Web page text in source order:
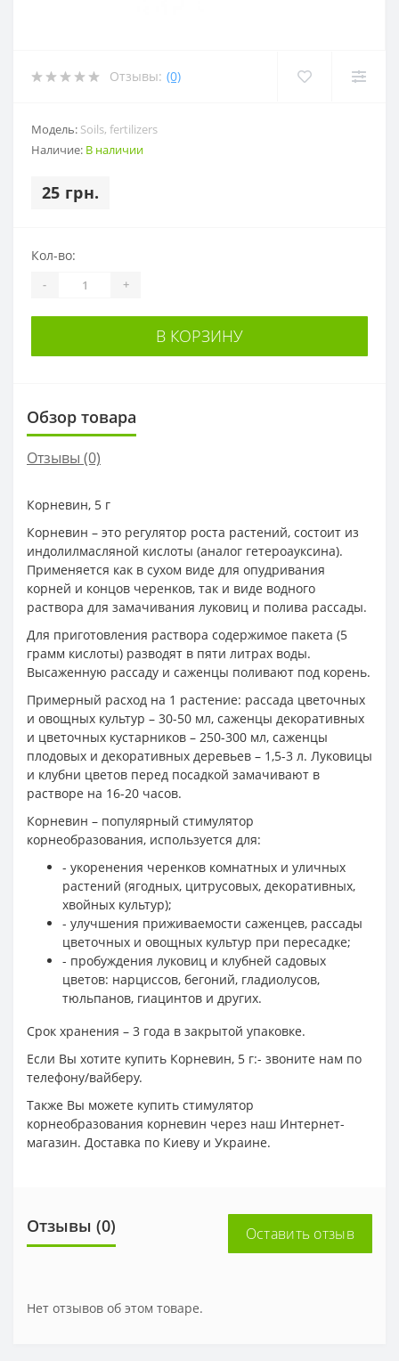
Отзывы: (0)
Модель: Soils, fertilizers
Наличие: В наличии
25 грн.
Кол-во:
- +
В КОРЗИНУ
Обзор товара
Отзывы (0)
Корневин, 5 г
Корневин – это регулятор роста растений, состоит из
индолилмасляной кислоты (аналог гетероауксина).
Применяется как в сухом виде для опудривания
корней и концов черенков, так и виде водного
раствора для замачивания луковиц и полива рассады.
Для приготовления раствора содержимое пакета (5
грамм кислоты) разводят в пяти литрах воды.
Высаженную рассаду и саженцы поливают под корень.
Примерный расход на 1 растение: рассада цветочных
и овощных культур – 30-50 мл, саженцы декоративных
и цветочных кустарников – 250-300 мл, саженцы
плодовых и декоративных деревьев – 1,5-3 л. Луковицы
и клубни цветов перед посадкой замачивают в
растворе на 16-20 часов.
Корневин – популярный стимулятор
корнеобразования, используется для:
- укоренения черенков комнатных и уличных
растений (ягодных, цитрусовых, декоративных,
хвойных культур);
- улучшения приживаемости саженцев, рассады
цветочных и овощных культур при пересадке;
- пробуждения луковиц и клубней садовых
цветов: нарциссов, бегоний, гладиолусов,
тюльпанов, гиацинтов и других.
Срок хранения – 3 года в закрытой упаковке.
Если Вы хотите купить Корневин, 5 г:- звоните нам по
телефону/вайберу.
Также Вы можете купить стимулятор
корнеобразования корневин через наш Интернет-
магазин. Доставка по Киеву и Украине.
Отзывы (0) Оставить отзыв
Нет отзывов об этом товаре.